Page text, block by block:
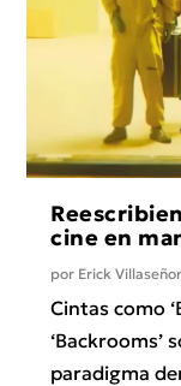
cine en
por Erick Villaseñor
Cintas como
‘Backrooms’
paradigma